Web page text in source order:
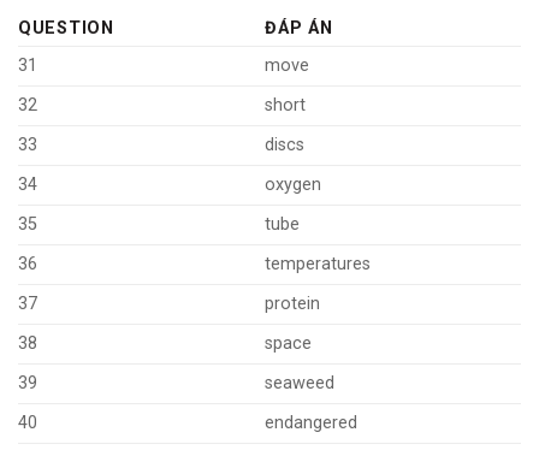
QUESTION
ĐÁP ÁN
31
move
32
short
33
discs
34
oxygen
35
tube
36
temperatures
37
protein
38
space
39
seaweed
40
endangered